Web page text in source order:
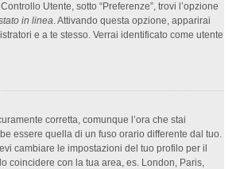
Utente, sotto “Preferenze”, trovi l’opzione
in linea. Attivando questa opzione, apparirai
e a te stesso. Verrai identificato come utente
corretta, comunque l’ora che stai
essere quella di un fuso orario differente dal tuo.
cambiare le impostazioni del tuo profilo per il
coincidere con la tua area, es. London, Paris,